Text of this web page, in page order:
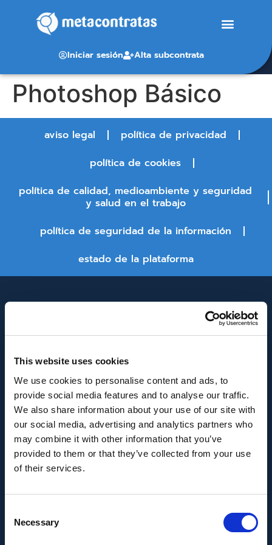
This website uses cookies
We use cookies to personalise content and ads, to
provide social media features and to analyse our traffic.
We also share information about your use of our site with
our social media, advertising and analytics partners who
may combine it with other information that you’ve
provided to them or that they’ve collected from your use
of their services.
Selection
Necessary
Iniciar sesión Alta subcontrata
Photoshop Básico
aviso legal
política de privacidad
política de cookies
política de calidad, medioambiente y seguridad
y salud en el trabajo
política de seguridad de la información
estado de la plataforma
INNOVACIÓN Y DESARROLLO DE ANDALUCÍA
IDEA
Se ha recibido un incentivo de la Agencia de
Innovación y Desarrollo de Andalucía IDEA, de la
Junta de Andalucía, por un importe de
Europea a través del Fondo Europeo de
Desarrollo Regional, FEDER para la realización del
proyecto AMPLIACIÓN DE CAPACIDAD DE